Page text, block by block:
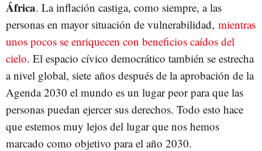
África. La inflación castiga, como siempre, a las
personas en mayor situación de vulnerabilidad, mientras
unos pocos se enriquecen con beneficios caídos del
cielo. El espacio cívico democrático también se estrecha
a nivel global, siete años después de la aprobación de la
Agenda 2030 el mundo es un lugar peor para que las
personas puedan ejercer sus derechos. Todo esto hace
que estemos muy lejos del lugar que nos hemos
marcado como objetivo para el año 2030.